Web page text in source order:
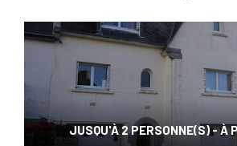
JUSQU'À 2 PERSONNE(S) - À